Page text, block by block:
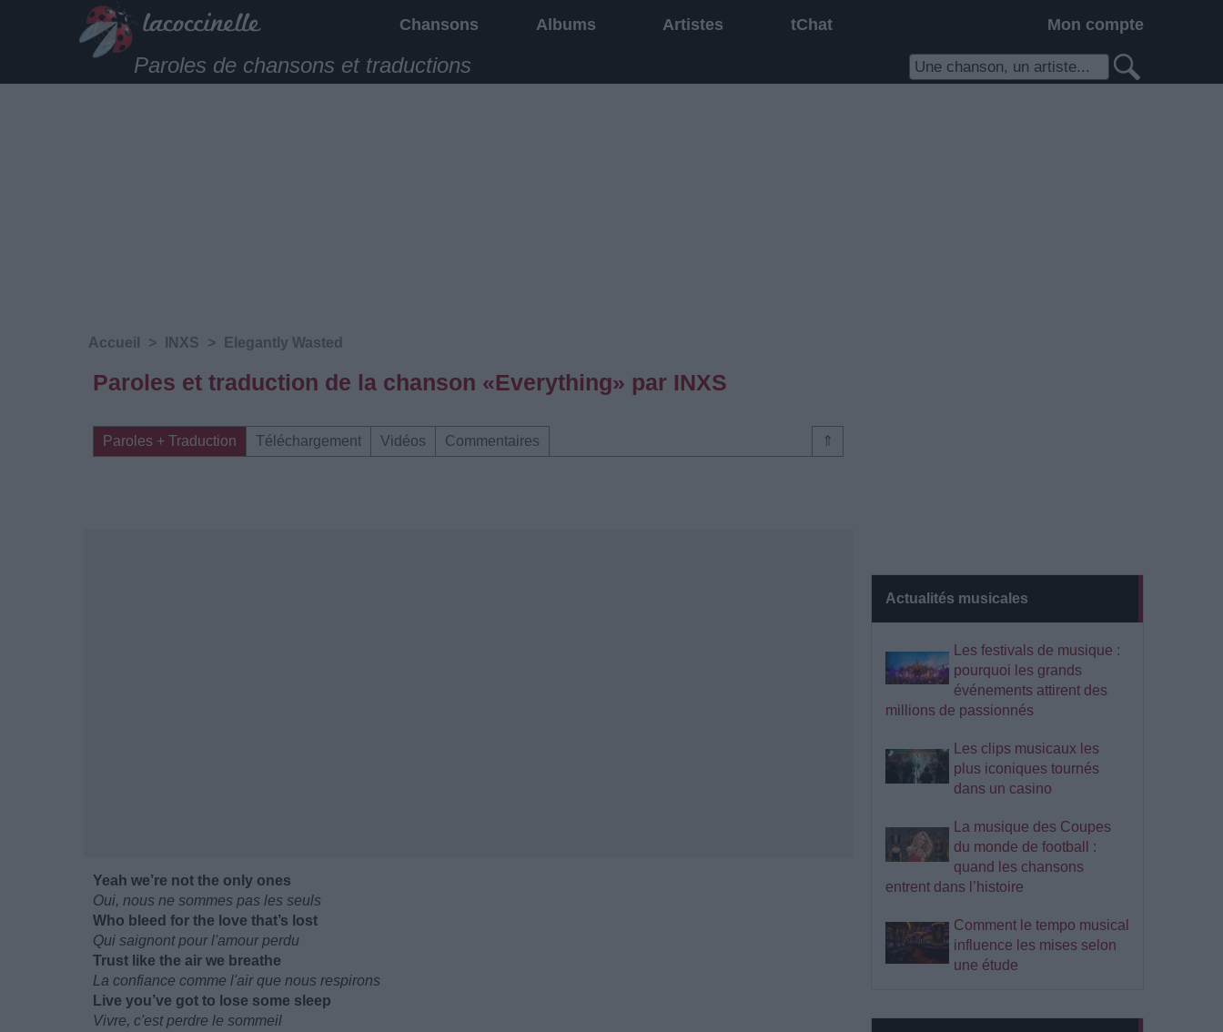
Chansons Albums Artistes tChat Mon compte
Paroles de chansons et traductions
Actualités musicales
Les festivals de musique :
pourquoi les grands
événements attirent des
millions de passionnés
Les clips musicaux les
plus iconiques tournés
dans un casino
La musique des Coupes
du monde de football :
quand les chansons
entrent dans l’histoire
Comment le tempo musical
influence les mises selon
une étude
Accueil > INXS > Elegantly Wasted
Paroles et traduction de la chanson «Everything» par INXS
⇑
Paroles + Traduction Téléchargement Vidéos Commentaires
Yeah we’re not the only ones
Oui, nous ne sommes pas les seuls
Who bleed for the love that’s lost
Qui saignont pour l'amour perdu
Trust like the air we breathe
La confiance comme l'air que nous respirons
Live you’ve got to lose some sleep
Vivre, c'est perdre le sommeil